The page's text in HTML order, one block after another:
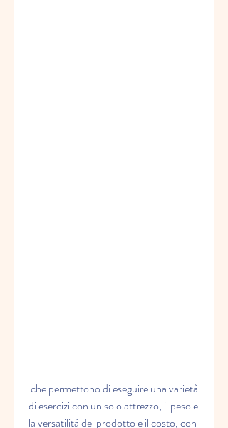
di esercizi con un solo attrezzo, il peso e
la versatilità del prodotto e il costo, con